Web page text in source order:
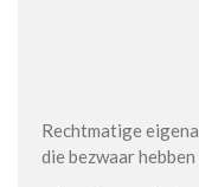
Rechtmatige
die bezwaar